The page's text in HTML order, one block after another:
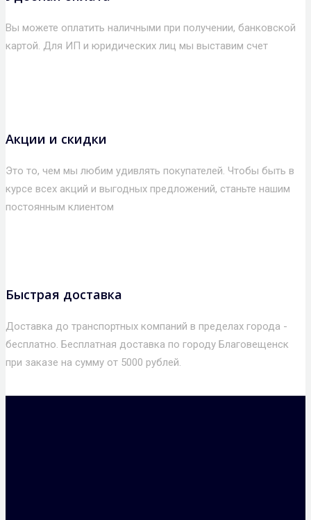
Вы можете оплатить наличными при получении, банковской
картой. Для ИП и юридических лиц мы выставим счет
Акции и скидки
Это то, чем мы любим удивлять покупателей. Чтобы быть в
курсе всех акций и выгодных предложений, станьте нашим
постоянным клиентом
Быстрая доставка
Доставка до транспортных компаний в пределах города -
бесплатно. Бесплатная доставка по городу Благовещенск
при заказе на сумму от 5000 рублей.